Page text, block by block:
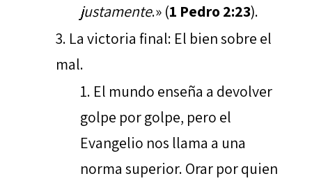
justamente.» (1 Pedro 2:23).
La victoria final: El bien sobre el
mal.
El mundo enseña a devolver
golpe por golpe, pero el
Evangelio nos llama a una
norma superior. Orar por quien